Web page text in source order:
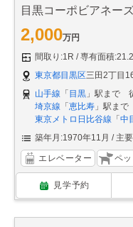
目黒コーポビアネー
2,000万円
間取り:1R
専有面積
東京都目黒区三田2丁目
山手線 「 目黒 」駅まで
埼京線 「 恵比寿 」駅ま
東京メトロ日比谷線 「 中
築年月:1970年11月
主
エレベーター ペ
見学予約